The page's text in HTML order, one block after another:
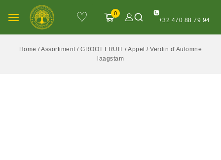
♡ 0
+32 470 88 79 94
Home /Assortiment / GROOT FRUIT /Appel / Verdin d’Automne
laagstam